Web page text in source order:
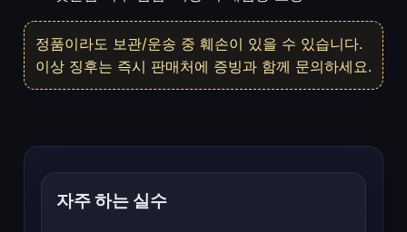
정품이라도 보관/운송 중 훼손이 있을 수 있습니다.
이상 징후는 즉시 판매처에 증빙과 함께 문의하세요.
자주 하는 실수